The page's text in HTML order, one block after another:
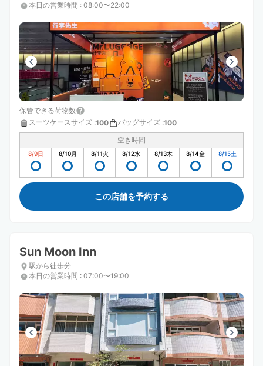
本日の営業時間 : 08:00〜22:00
保管できる荷物数
スーツケースサイズ :100 バッグサイズ :100
空き時間
8/9日 8/10月 8/11火 8/12水 8/13木 8/14金 8/15土
この店舗を予約する
Sun Moon Inn
駅から徒歩分
本日の営業時間 : 07:00〜19:00